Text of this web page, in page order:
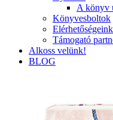
A könyv
Könyvesboltok
Elérhetőségeink
Támogató
Alkoss velünk!
BLOG